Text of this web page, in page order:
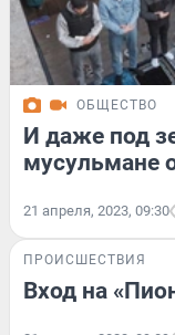
ОБЩЕСТВО
И даже под
мусульмане
21 апреля, 2023, 09:30
ПРОИСШЕСТВИЯ
Вход на